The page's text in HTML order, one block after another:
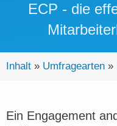
ECP - die
Inhalt » Umfragearten »
Ein Engagement